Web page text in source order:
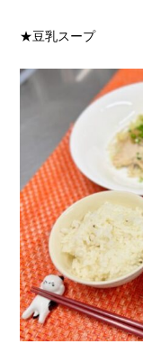
★豆乳スープ